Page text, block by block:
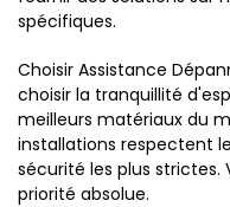
spécifiques.
Choisir Assistance
choisir la tranquillité
meilleurs matériaux du
installations respectent
sécurité les plus
priorité absolue.